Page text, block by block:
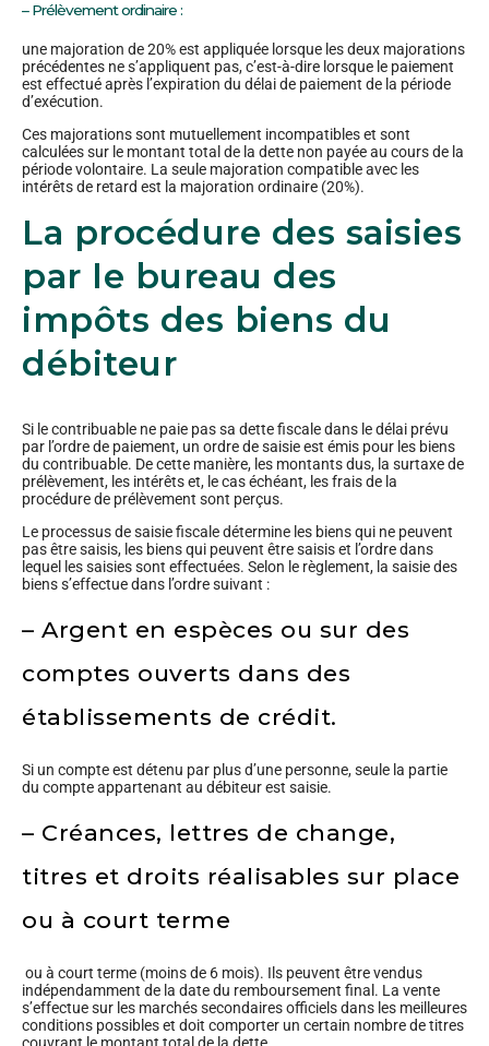
– Prélèvement ordinaire :
une majoration de 20% est appliquée lorsque les deux majorations
précédentes ne s’appliquent pas, c’est-à-dire lorsque le paiement
est effectué après l’expiration du délai de paiement de la période
d’exécution.
Ces majorations sont mutuellement incompatibles et sont
calculées sur le montant total de la dette non payée au cours de la
période volontaire. La seule majoration compatible avec les
intérêts de retard est la majoration ordinaire (20%).
La procédure des saisies
par le bureau des
impôts des biens du
débiteur
Si le contribuable ne paie pas sa dette fiscale dans le délai prévu
par l’ordre de paiement, un ordre de saisie est émis pour les biens
du contribuable. De cette manière, les montants dus, la surtaxe de
prélèvement, les intérêts et, le cas échéant, les frais de la
procédure de prélèvement sont perçus.
Le processus de saisie fiscale détermine les biens qui ne peuvent
pas être saisis, les biens qui peuvent être saisis et l’ordre dans
lequel les saisies sont effectuées. Selon le règlement, la saisie des
biens s’effectue dans l’ordre suivant :
– Argent en espèces ou sur des
comptes ouverts dans des
établissements de crédit.
Si un compte est détenu par plus d’une personne, seule la partie
du compte appartenant au débiteur est saisie.
– Créances, lettres de change,
titres et droits réalisables sur place
ou à court terme
ou à court terme (moins de 6 mois). Ils peuvent être vendus
indépendamment de la date du remboursement final. La vente
s’effectue sur les marchés secondaires officiels dans les meilleures
conditions possibles et doit comporter un certain nombre de titres